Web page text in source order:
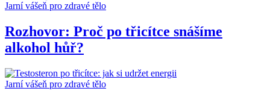
Jarní vášeň pro zdravé tělo
Rozhovor: Proč po třicítce snášíme
alkohol hůř?
Jarní vášeň pro zdravé tělo